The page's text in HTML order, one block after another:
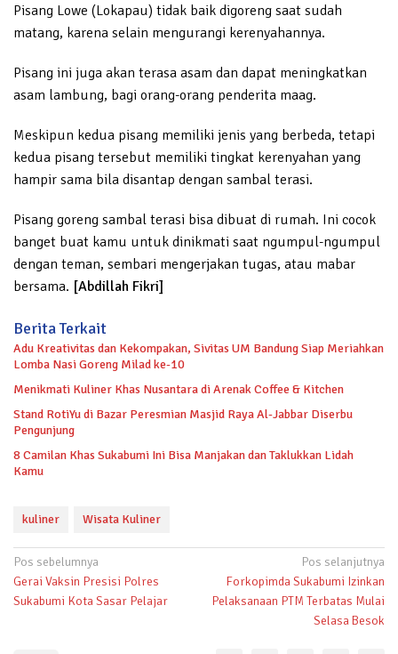
Pisang Lowe (Lokapau) tidak baik digoreng saat sudah
matang, karena selain mengurangi kerenyahannya.
Pisang ini juga akan terasa asam dan dapat meningkatkan
asam lambung, bagi orang-orang penderita maag.
Meskipun kedua pisang memiliki jenis yang berbeda, tetapi
kedua pisang tersebut memiliki tingkat kerenyahan yang
hampir sama bila disantap dengan sambal terasi.
Pisang goreng sambal terasi bisa dibuat di rumah. Ini cocok
banget buat kamu untuk dinikmati saat ngumpul-ngumpul
dengan teman, sembari mengerjakan tugas, atau mabar
bersama. [Abdillah Fikri]
Berita Terkait
Adu Kreativitas dan Kekompakan, Sivitas UM Bandung Siap Meriahkan
Lomba Nasi Goreng Milad ke-10
Menikmati Kuliner Khas Nusantara di Arenak Coffee & Kitchen
Stand RotiYu di Bazar Peresmian Masjid Raya Al-Jabbar Diserbu
Pengunjung
8 Camilan Khas Sukabumi Ini Bisa Manjakan dan Taklukkan Lidah
Kamu
kuliner Wisata Kuliner
Navigasi
pos
Pos sebelumnya
Gerai Vaksin Presisi Polres
Sukabumi Kota Sasar Pelajar
Pos selanjutnya
Forkopimda Sukabumi Izinkan
Pelaksanaan PTM Terbatas Mulai
Selasa Besok